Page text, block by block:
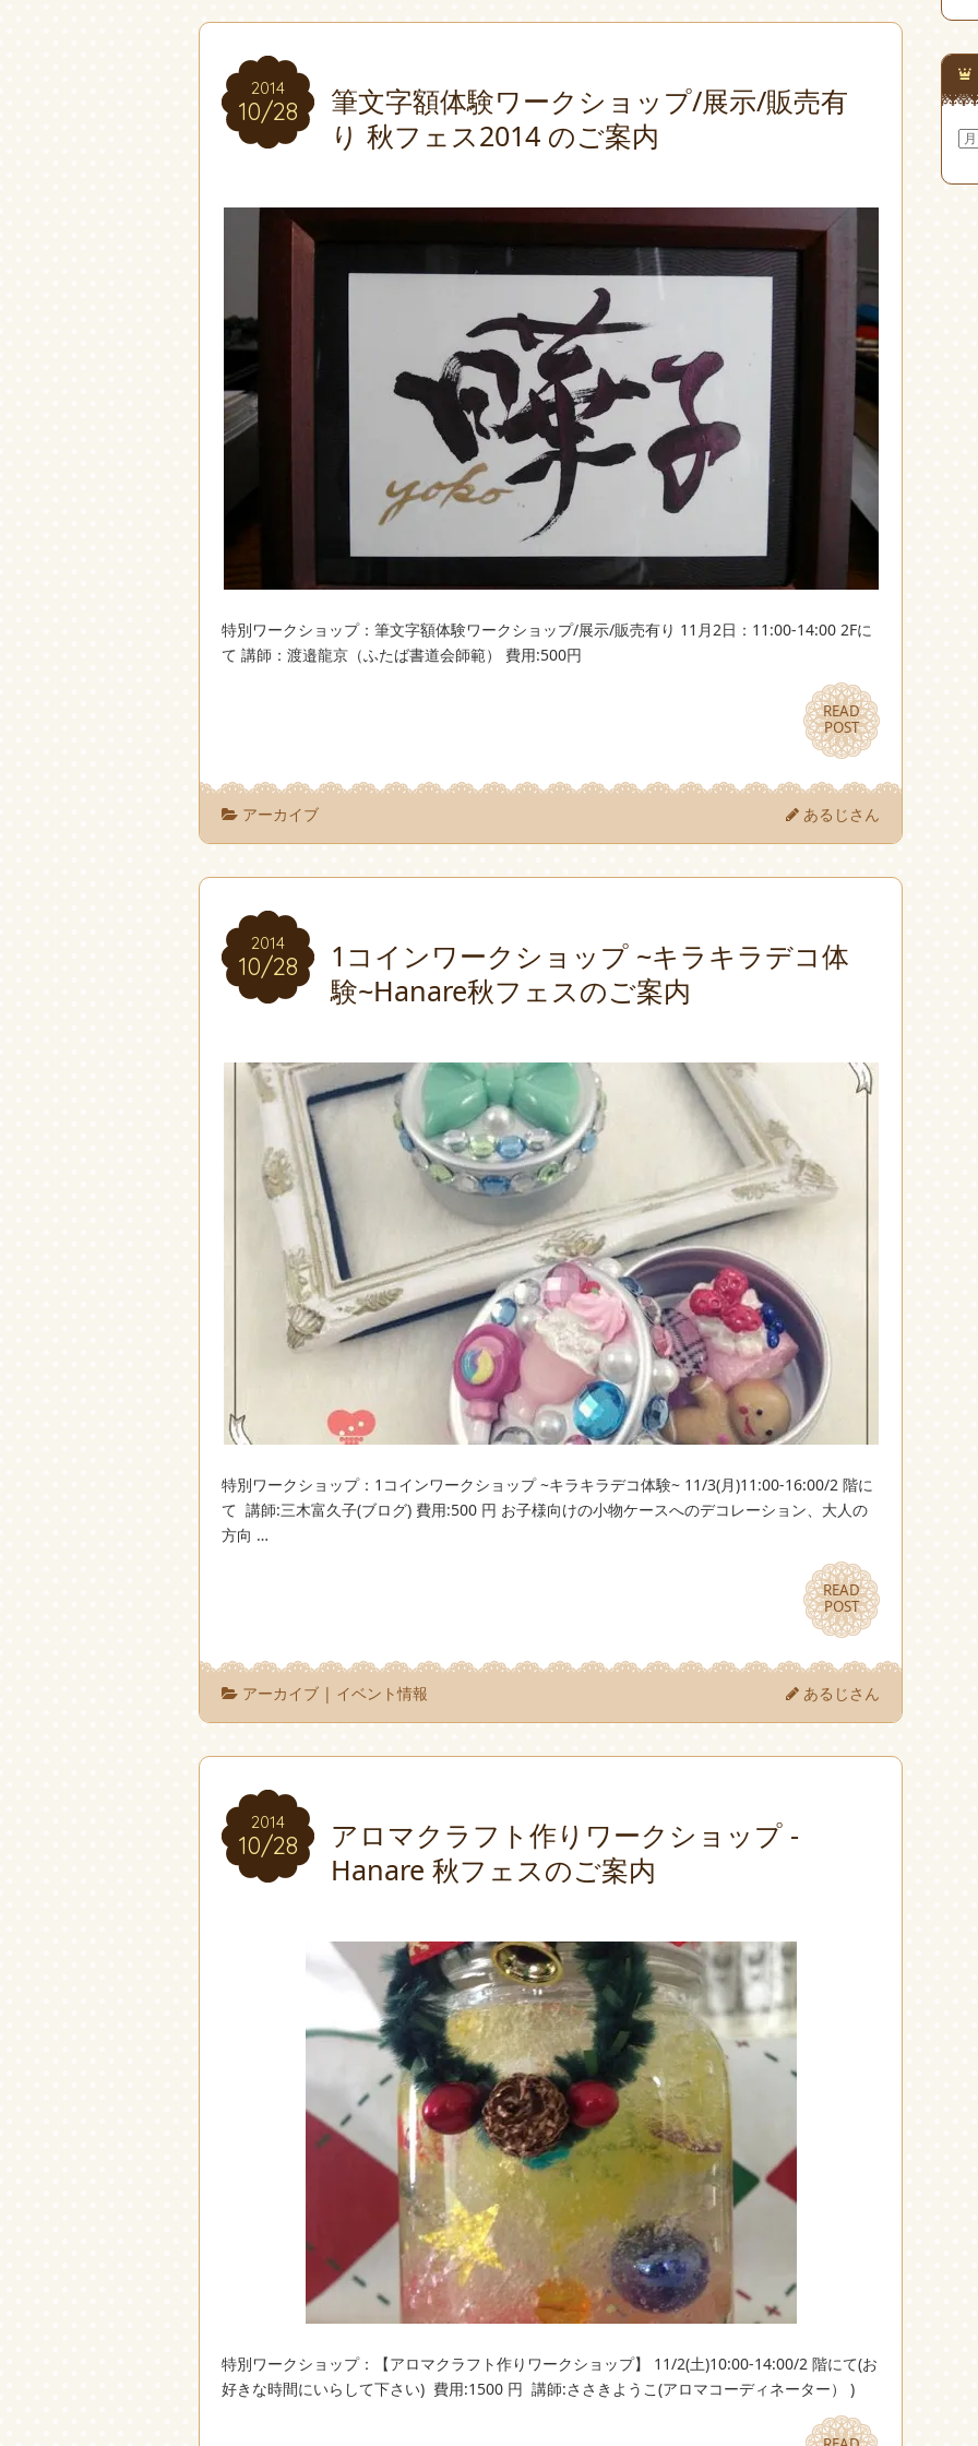
2014
10/28
2014
10/28
筆文字額体験ワークショップ/展示/販売有
り 秋フェス2014 のご案内
特別ワークショップ：筆文字額体験ワークショップ/展示/販売有り 11月2日：11:00-14:00 2Fに
て 講師：渡邉龍京（ふたば書道会師範） 費用:500円
READ
POST
READ
POST
アーカイブ あるじさん
2014
10/28
2014
10/28
1コインワークショップ ~キラキラデコ体
験~Hanare秋フェスのご案内
特別ワークショップ：1コインワークショップ ~キラキラデコ体験~ 11/3(月)11:00-16:00/2 階に
て 講師:三木富久子(ブログ) 費用:500 円 お子様向けの小物ケースへのデコレーション、大人の
方向 …
READ
POST
READ
POST
アーカイブ | イベント情報 あるじさん
2014
10/28
2014
10/28
アロマクラフト作りワークショップ -
Hanare 秋フェスのご案内
特別ワークショップ：【アロマクラフト作りワークショップ】 11/2(土)10:00-14:00/2 階にて(お
好きな時間にいらして下さい) 費用:1500 円 講師:ささきようこ(アロマコーディネーター） )
ア
ー
イ